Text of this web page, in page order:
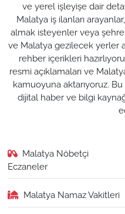
ve yerel işleyişe dair
Malatya iş ilanları
almak isteyenler veya şehre
ve Malatya gezilecek yerler
rehber içerikleri
resmi açıklamaları ve
kamuoyuna aktarıyoruz.
dijital haber ve bilgi
Malatya Nöbetçi
Eczaneler
Malatya Namaz Vakitleri